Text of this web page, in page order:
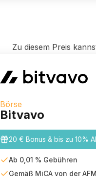
Zu diesem Preis
Börse
Bitvavo
20 € Bonus & bis zu 10%
Ab 0,01 % Gebühren
Gemäß MiCA von der